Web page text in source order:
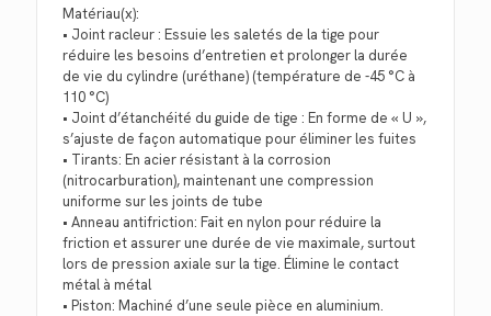
Matériau(x):
• Joint racleur : Essuie les saletés de la tige pour
réduire les besoins d’entretien et prolonger la durée
de vie du cylindre (uréthane) (température de -45 °C à
110 °C)
• Joint d’étanchéité du guide de tige : En forme de « U »,
s’ajuste de façon automatique pour éliminer les fuites
• Tirants: En acier résistant à la corrosion
(nitrocarburation), maintenant une compression
uniforme sur les joints de tube
• Anneau antifriction: Fait en nylon pour réduire la
friction et assurer une durée de vie maximale, surtout
lors de pression axiale sur la tige. Élimine le contact
métal à métal
• Piston: Machiné d’une seule pièce en aluminium.